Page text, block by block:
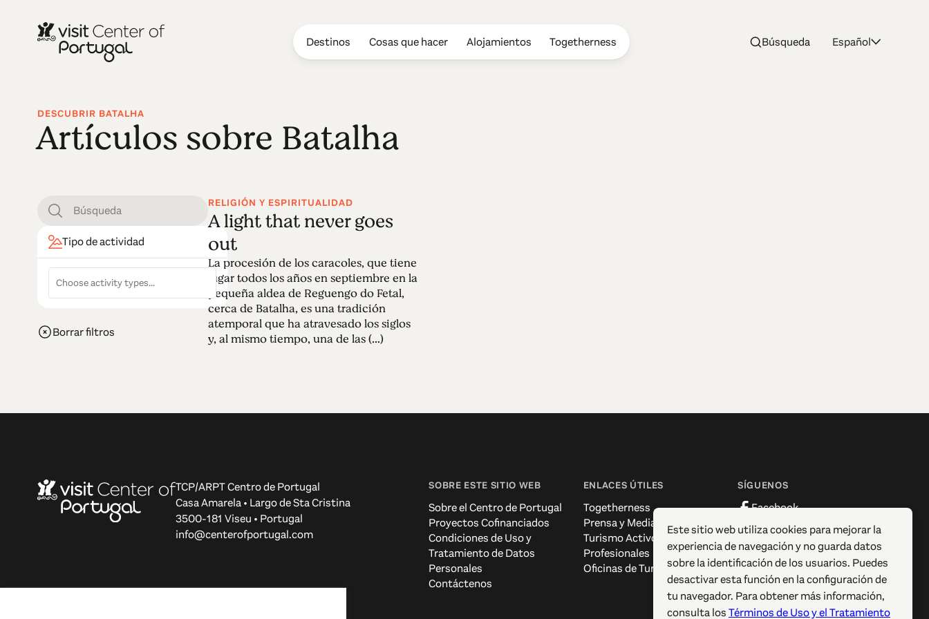
Destinos Cosas que hacer Alojamientos Togetherness Búsqueda Español
DESCUBRIR BATALHA
Artículos sobre Batalha
Tipo de actividad
Borrar filtros
RELIGIÓN Y ESPIRITUALIDAD
A light that never goes
out
La procesión de los caracoles, que tiene
lugar todos los años en septiembre en la
pequeña aldea de Reguengo do Fetal,
cerca de Batalha, es una tradición
atemporal que ha atravesado los siglos
y, al mismo tiempo, una de las (...)
TCP/ARPT Centro de Portugal
Casa Amarela • Largo de Sta Cristina
3500-181 Viseu • Portugal
info@centerofportugal.com
SOBRE ESTE SITIO WEB
Sobre el Centro de Portugal
Proyectos Cofinanciados
Condiciones de Uso y
Tratamiento de Datos
Personales
Contáctenos
ENLACES ÚTILES
Togetherness
Prensa y Media
Turismo Activo
Profesionales
Oficinas de Turismo
SÍGUENOS
Facebook
Instagram
X / Twitter
Pinterest
YouTube
Este sitio web utiliza cookies para mejorar la
experiencia de navegación y no guarda datos
sobre la identificación de los usuarios. Puedes
desactivar esta función en la configuración de
tu navegador. Para obtener más información,
consulta losTérminos de Uso y el Tratamiento